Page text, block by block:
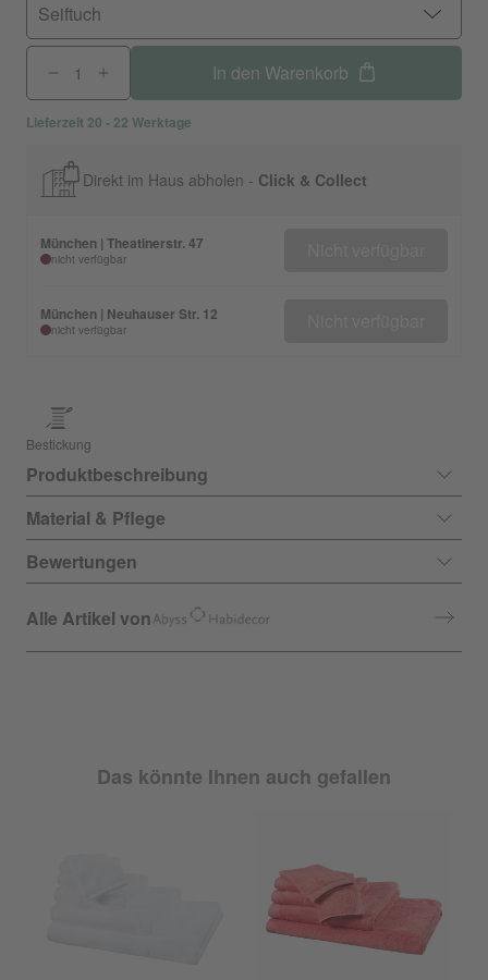
Seiftuch
In den Warenkorb
Lieferzeit 20 - 22 Werktage
Direkt im Haus abholen - Click & Collect
München | Theatinerstr. 47
nicht verfügbar
München | Neuhauser Str. 12
nicht verfügbar
Bestickung
Produktbeschreibung
Material & Pflege
Bewertungen
Alle Artikel von
Das könnte Ihnen auch gefallen